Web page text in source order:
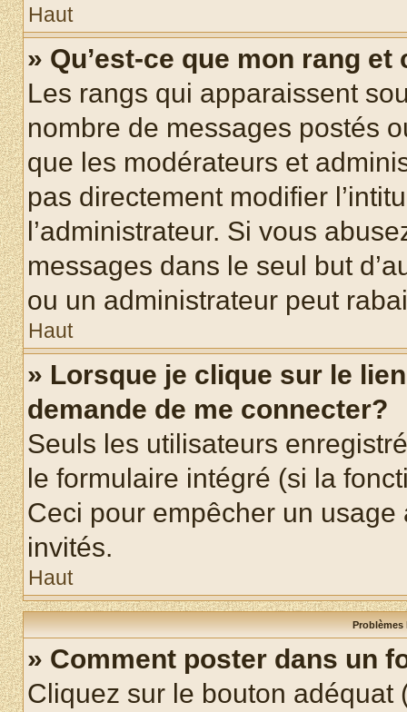
Haut
» Qu’est-ce que mon rang
Les rangs qui apparaissent
nombre de messages postés
que les modérateurs et
pas directement modifier
l’administrateur. Si vous
messages dans le seul but
ou un administrateur peut
Haut
» Lorsque je clique sur le
demande de me connecter?
Seuls les utilisateurs
le formulaire intégré (si la
Ceci pour empêcher un
invités.
Haut
Problèmes
» Comment poster dans un
Cliquez sur le bouton